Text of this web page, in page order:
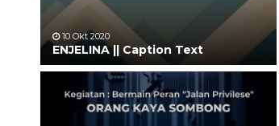
10 Okt 2020
ENJELINA || Caption Text